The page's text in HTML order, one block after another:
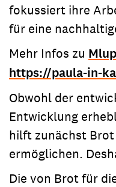
fokussiert ihre
für eine
Mehr Infos zu
https://paula-in-
Obwohl der
Entwicklung
hilft zunächst Brot
ermöglichen.
Die von Brot für